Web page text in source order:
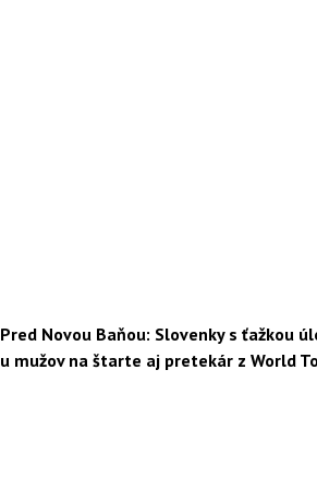
Pred Novou Baňou: Slovenky s ťažkou
u mužov na štarte aj pretekár z World